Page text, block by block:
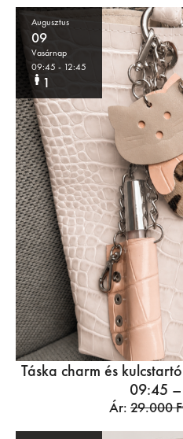
Augusztus
09
Vasárnap
09:45 - 12:45
1
Táska charm és
09:45
Ár: 29.000